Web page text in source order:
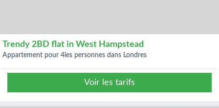
Trendy 2BD flat in West Hampstead
appartement pour 4les personnes dans Londres
Voir les tarifs